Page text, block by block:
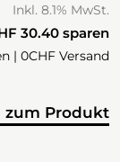
Inkl. 8.1% MwSt.
30.40 sparen
| 0CHF Versand
zum Produkt